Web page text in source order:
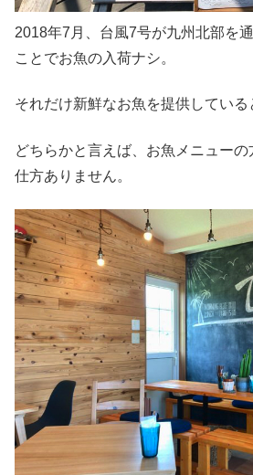
2018年7月、台風7号が九州北部を
ことでお魚の入荷ナシ。
それだけ新鮮なお魚を提供している
どちらかと言えば、お魚メニュー
仕方ありません。